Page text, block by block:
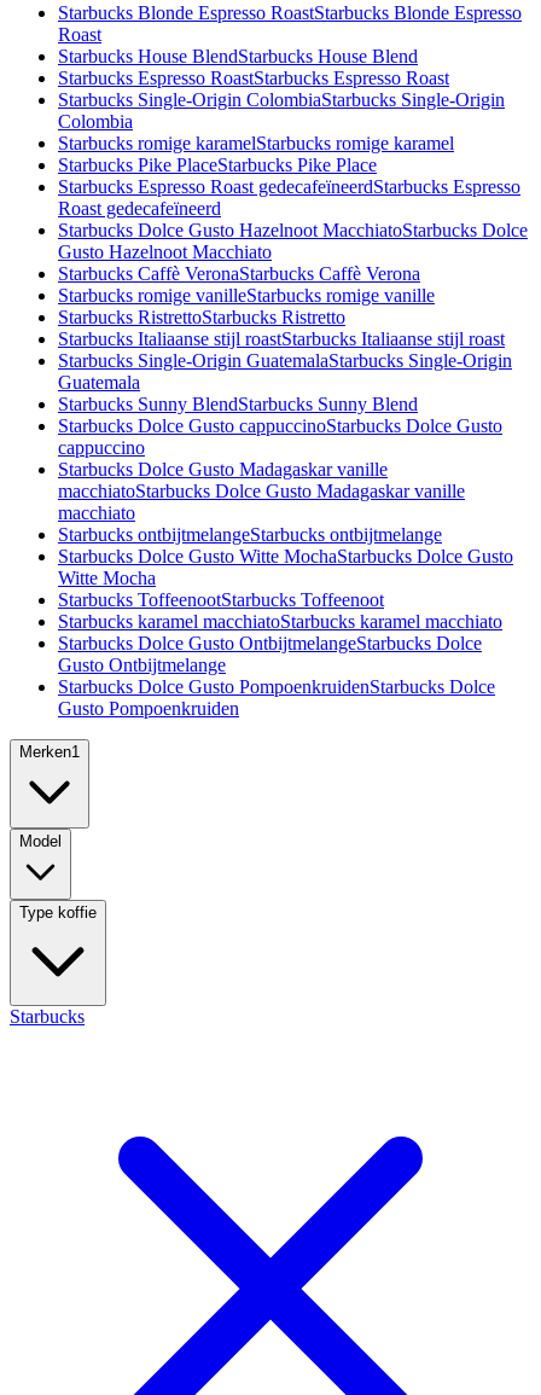
Starbucks Blonde Espresso RoastStarbucks Blonde Espresso
Roast
Starbucks House BlendStarbucks House Blend
Starbucks Espresso RoastStarbucks Espresso Roast
Starbucks Single-Origin ColombiaStarbucks Single-Origin
Colombia
Starbucks romige karamelStarbucks romige karamel
Starbucks Pike PlaceStarbucks Pike Place
Starbucks Espresso Roast gedecafeïneerdStarbucks Espresso
Roast gedecafeïneerd
Starbucks Dolce Gusto Hazelnoot MacchiatoStarbucks Dolce
Gusto Hazelnoot Macchiato
Starbucks Caffè VeronaStarbucks Caffè Verona
Starbucks romige vanilleStarbucks romige vanille
Starbucks RistrettoStarbucks Ristretto
Starbucks Italiaanse stijl roastStarbucks Italiaanse stijl roast
Starbucks Single-Origin GuatemalaStarbucks Single-Origin
Guatemala
Starbucks Sunny BlendStarbucks Sunny Blend
Starbucks Dolce Gusto cappuccinoStarbucks Dolce Gusto
cappuccino
Starbucks Dolce Gusto Madagaskar vanille
macchiatoStarbucks Dolce Gusto Madagaskar vanille
macchiato
Starbucks ontbijtmelangeStarbucks ontbijtmelange
Starbucks Dolce Gusto Witte MochaStarbucks Dolce Gusto
Witte Mocha
Starbucks ToffeenootStarbucks Toffeenoot
Starbucks karamel macchiatoStarbucks karamel macchiato
Starbucks Dolce Gusto OntbijtmelangeStarbucks Dolce
Gusto Ontbijtmelange
Starbucks Dolce Gusto PompoenkruidenStarbucks Dolce
Gusto Pompoenkruiden
Merken1
Model
Type koffie
Starbucks